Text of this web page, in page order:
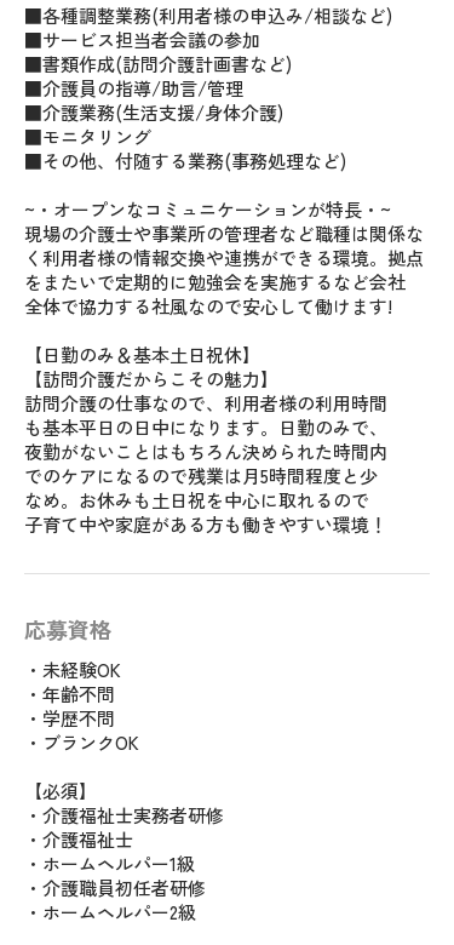
■各種調整業務(利用者様の申込み/相談など)
■サービス担当者会議の参加
■書類作成(訪問介護計画書など)
■介護員の指導/助言/管理
■介護業務(生活支援/身体介護)
■モニタリング
■その他、付随する業務(事務処理など)
~・オープンなコミュニケーションが特長・~
現場の介護士や事業所の管理者など職種は関係な
く利用者様の情報交換や連携ができる環境。拠点
をまたいで定期的に勉強会を実施するなど会社
全体で協力する社風なので安心して働けます!
【日勤のみ＆基本土日祝休】
【訪問介護だからこその魅力】
訪問介護の仕事なので、利用者様の利用時間
も基本平日の日中になります。日勤のみで、
夜勤がないことはもちろん決められた時間内
でのケアになるので残業は月5時間程度と少
なめ。お休みも土日祝を中心に取れるので
子育て中や家庭がある方も働きやすい環境！
応募資格
・未経験OK
・年齢不問
・学歴不問
・ブランクOK
【必須】
・介護福祉士実務者研修
・介護福祉士
・ホームヘルパー1級
・介護職員初任者研修
・ホームヘルパー2級